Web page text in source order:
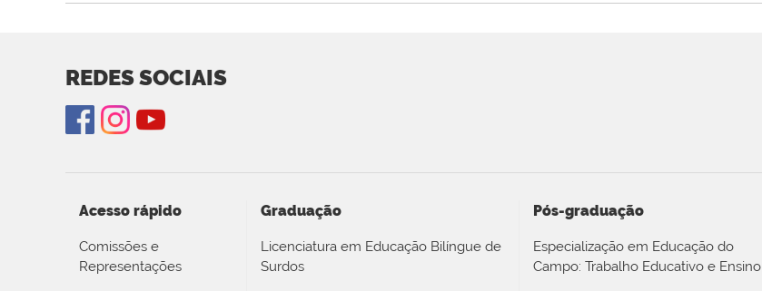
REDES SOCIAIS
Acesso rápido
Comissões e
Representações
Graduação
Licenciatura em Educação Bilíngue de
Surdos
Pós-graduação
Especialização em Educação do
Campo: Trabalho Educativo e Ensino